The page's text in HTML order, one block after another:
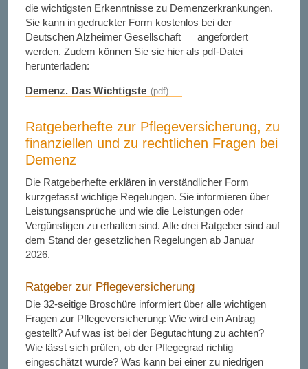
die wichtigsten Erkenntnisse zu Demenzerkrankungen.
Sie kann in gedruckter Form kostenlos bei der
Deutschen Alzheimer Gesellschaft
angefordert
werden. Zudem können Sie sie hier als pdf-Datei
herunterladen:
Demenz. Das Wichtigste
Ratgeberhefte zur Pflegeversicherung, zu
finanziellen und zu rechtlichen Fragen bei
Demenz
Die Ratgeberhefte erklären in verständlicher Form
kurzgefasst wichtige Regelungen. Sie informieren über
Leistungsansprüche und wie die Leistungen oder
Vergünstigen zu erhalten sind. Alle drei Ratgeber sind auf
dem Stand der gesetzlichen Regelungen ab Januar
2026.
Ratgeber zur Pflegeversicherung
Die 32-seitige Broschüre informiert über alle wichtigen
Fragen zur Pflegeversicherung: Wie wird ein Antrag
gestellt? Auf was ist bei der Begutachtung zu achten?
Wie lässt sich prüfen, ob der Pflegegrad richtig
eingeschätzt wurde? Was kann bei einer zu niedrigen